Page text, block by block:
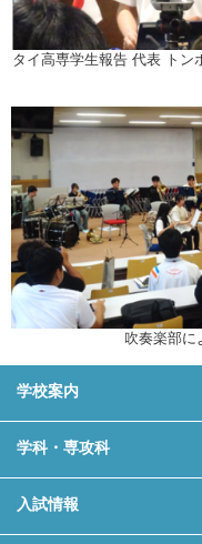
タイ高専学生報告 代表 トン
吹奏楽部に
学校案内
学科・専攻科
入試情報